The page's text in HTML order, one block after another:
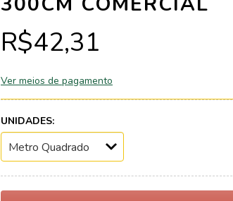
R$42,31
Ver meios de pagamento
UNIDADES: